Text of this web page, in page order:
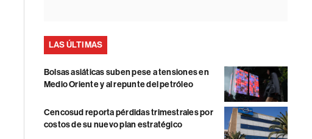
LAS ÚLTIMAS
Bolsas asiáticas suben pese a tensiones en
Medio Oriente y al repunte del petróleo
Cencosud reporta pérdidas trimestrales por
costos de su nuevo plan estratégico